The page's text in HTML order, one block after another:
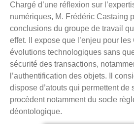
Chargé d’une réflexion sur
numériques, M. Frédéric Castaing
conclusions du groupe de travail
effet. Il expose que l’enjeu pour les
évolutions technologiques sans
sécurité des transactions,
l’authentification des objets. Il
dispose d’atouts qui permettent de
procèdent notamment du socle
déontologique.